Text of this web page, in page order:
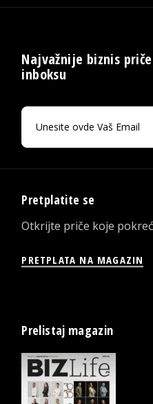
Najvažnije biznis
inboksu
Pretplatite se
Otkrijte priče koje
PRETPLATA NA MAGAZIN
Prelistaj magazin